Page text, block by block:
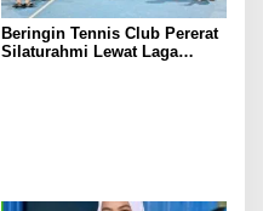
Beringin Tennis Club Pererat
Silaturahmi Lewat Laga